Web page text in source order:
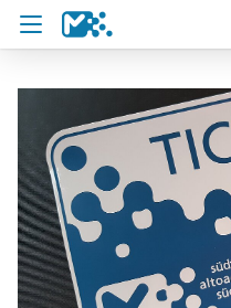
Suche
Meine Fahrt
Tickets
U19 Pass